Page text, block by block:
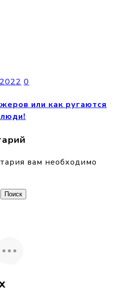
0
или как ругаются
вам необходимо